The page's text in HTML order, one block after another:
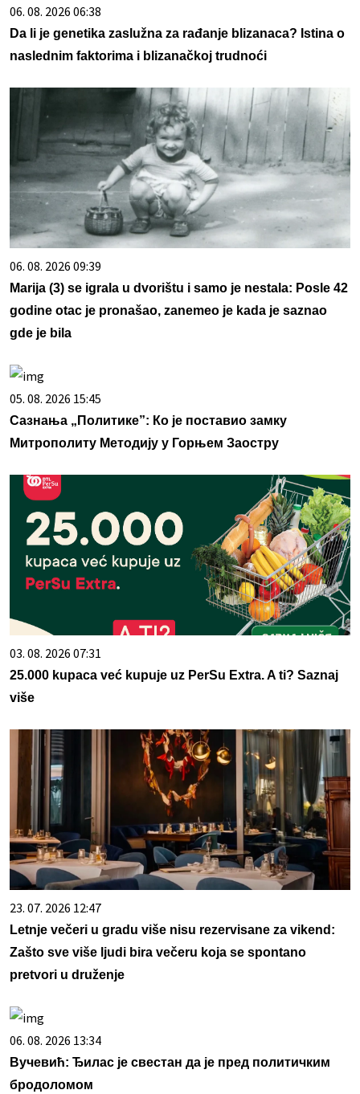
06. 08. 2026 06:38
Da li je genetika zaslužna za rađanje blizanaca? Istina o
naslednim faktorima i blizanačkoj trudnoći
06. 08. 2026 09:39
Marija (3) se igrala u dvorištu i samo je nestala: Posle 42
godine otac je pronašao, zanemeo je kada je saznao
gde je bila
05. 08. 2026 15:45
Сазнања „Политике”: Ко је поставио замку
Митрополиту Методију у Горњем Заостру
03. 08. 2026 07:31
25.000 kupaca već kupuje uz PerSu Extra. A ti? Saznaj
više
23. 07. 2026 12:47
Letnje večeri u gradu više nisu rezervisane za vikend:
Zašto sve više ljudi bira večeru koja se spontano
pretvori u druženje
06. 08. 2026 13:34
Вучевић: Ђилас је свестан да је пред политичким
бродоломом